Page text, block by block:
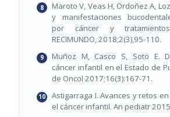
Maroto V, Veas H, Ordoñez A,
y manifestaciones
por cáncer y
RECIMUNDO, 2018;2(3),95-110.
Muñoz M, Casco S, Soto E.
cáncer infantil en el Estado de
de Oncol 2017;16(3):167-71.
Astigarraga I. Avances y retos
el cáncer infantil. An pediatr